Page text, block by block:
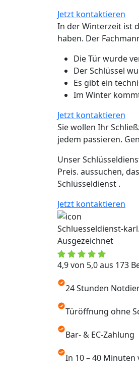
Jetzt kontaktieren
In der Winterzeit ist
haben. Der
Die Tür wurde
Der Schlüssel
Es gibt ein
Im Winter
Jetzt kontaktieren
Sie wollen Ihr
jedem passieren.
Unser
Preis. aussuchen,
Schlüsseldienst .
Jetzt kontaktieren
Schluesseldienst-
Ausgezeichnet
4,9 von 5,0 aus 173
24 Stunden
Türöffnung ohne
Bar- & EC-Zahlung
In 10 – 40 Minuten